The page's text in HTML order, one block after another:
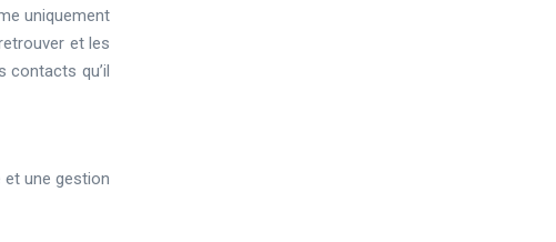
uniquement
et les
contacts qu’il
une gestion